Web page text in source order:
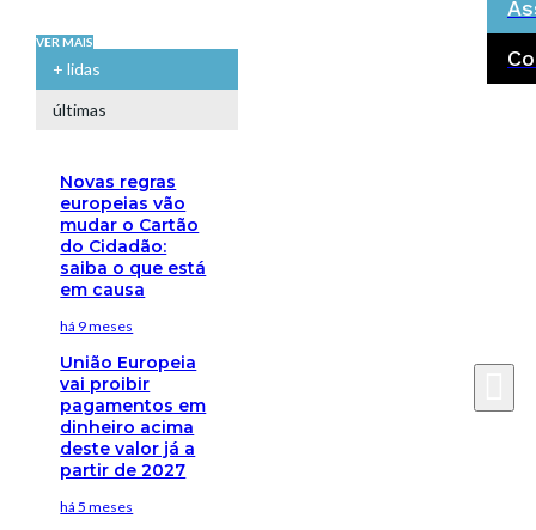
VER MAIS
+ lidas
últimas
Novas regras
europeias vão
mudar o Cartão
do Cidadão:
saiba o que está
em causa
há 9 meses
União Europeia
vai proibir
pagamentos em
dinheiro acima
deste valor já a
partir de 2027
há 5 meses